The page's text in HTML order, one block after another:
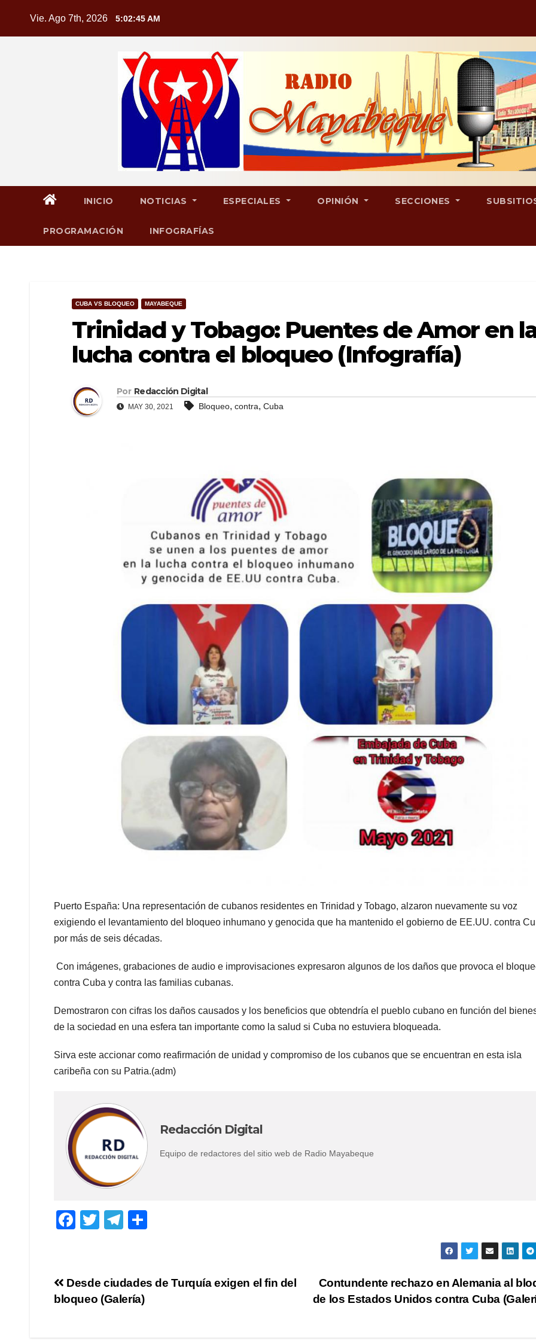
Vie. Ago 7th, 2026 5:02:46 AM
INICIO NOTICIAS ESPECIALES OPINIÓN SECCIONES
PROGRAMACIÓN INFOGRAFÍAS
CUBA VS BLOQUEO MAYABEQUE
Trinidad y Tobago: Puentes de Amor en
lucha contra el bloqueo (Infografía)
Por Redacción Digital
MAY 30, 2021 Bloqueo, contra, Cuba
Puerto España: Una representación de cubanos residentes en Trinidad y Tobago, alzaron nuevamente su voz
exigiendo el levantamiento del bloqueo inhumano y genocida que ha mantenido el gobierno de EE.UU. contra
por más de seis décadas.
Con imágenes, grabaciones de audio e improvisaciones expresaron algunos de los daños que provoca el
contra Cuba y contra las familias cubanas.
Demostraron con cifras los daños causados y los beneficios que obtendría el pueblo cubano en función del
de la sociedad en una esfera tan importante como la salud si Cuba no estuviera bloqueada.
Sirva este accionar como reafirmación de unidad y compromiso de los cubanos que se encuentran en esta isla
caribeña con su Patria.(adm)
Redacción Digital
Equipo de redactores del sitio web de Radio Mayabeque
F
e
b
T
er
T
gr
a
p
Navegación
de
Contundente rechazo en Alemania al
de los Estados Unidos contra Cuba
Desde ciudades de Turquía exigen el fin del
bloqueo (Galería)